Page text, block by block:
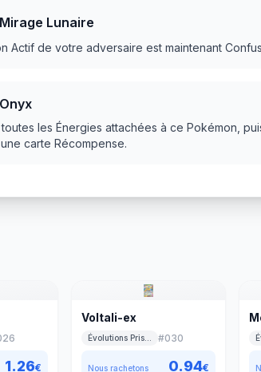
Mirage Lunaire
Actif de votre adversaire est maintenant
Onyx
les Énergies attachées à ce Pokémon,
carte Récompense.
1.26€
Voltali-ex
Évolutions Prismatiques #030
Nous rachetons 0.94€